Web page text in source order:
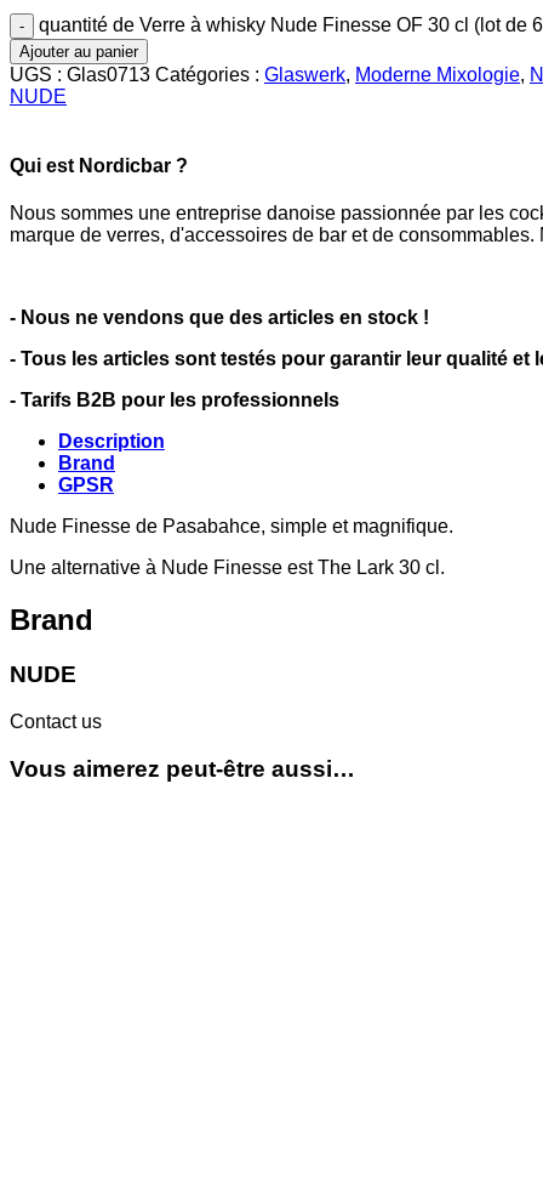
quantité de Verre à whisky Nude Finesse OF 30 cl (lot de
Ajouter au panier
UGS : Glas0713 Catégories : Glaswerk, Moderne Mixologie,
NUDE
Qui est Nordicbar ?
Nous sommes une entreprise danoise passionnée par les
marque de verres, d'accessoires de bar et de
- Nous ne vendons que des articles en stock !
- Tous les articles sont testés pour garantir leur qualité et
- Tarifs B2B pour les professionnels
Description
Brand
GPSR
Nude Finesse de Pasabahce, simple et magnifique.
Une alternative à Nude Finesse est The Lark 30 cl.
Brand
NUDE
Contact us
Vous aimerez peut-être aussi…